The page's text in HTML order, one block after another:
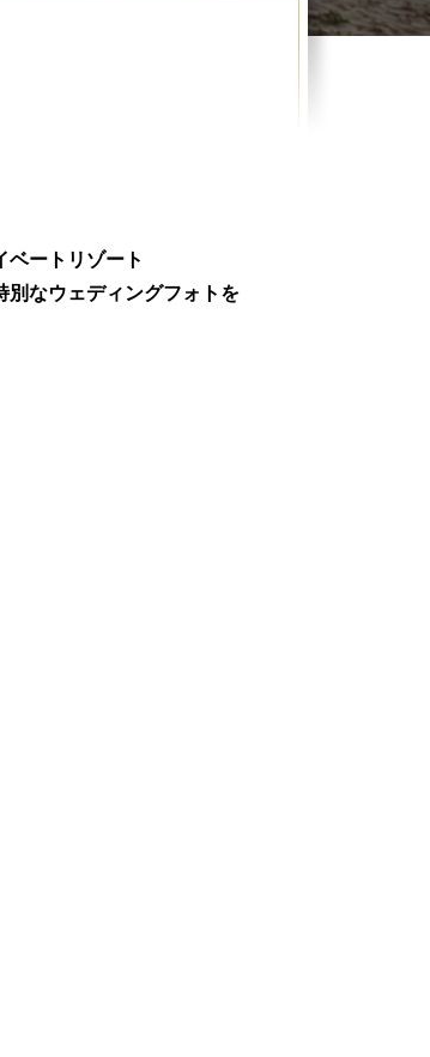
ベートリゾート
別なウェディングフォトを